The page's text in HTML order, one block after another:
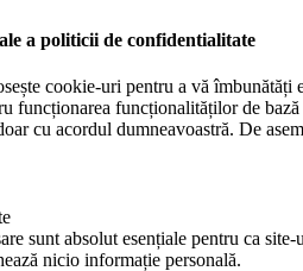
a politicii de confidentialitate
cookie-uri pentru a vă
funcționarea funcționalităților de
cu acordul dumneavoastră. De
sunt absolut esențiale pentru ca
nicio informație personală.